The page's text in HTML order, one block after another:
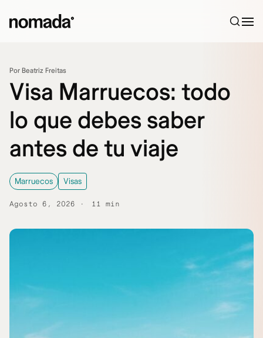
Por Beatriz Freitas
Visa Marruecos: todo
lo que debes saber
antes de tu viaje
Marruecos Visas
Agosto 6, 2026 11 min